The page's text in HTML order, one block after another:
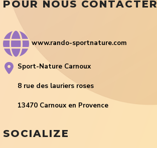
POUR NOUS CONTACTER
www.rando-sportnature.com
Sport-Nature Carnoux
8 rue des lauriers roses
13470 Carnoux en Provence
SOCIALIZE